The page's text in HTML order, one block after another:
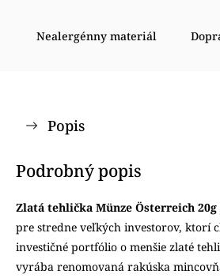
Nealergénny materiál
Popis
Podrobný popis
Zlatá tehlička Münze Österreich 20g
pre stredne veľkých investorov, ktorí
investičné portfólio o menšie zlaté
vyrába renomovaná rakúska